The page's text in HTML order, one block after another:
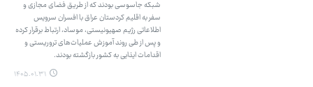
شبکه جاسوسی بودند که از طریق فضای مجازی و
سفر به اقلیم کردستان عراق با افسران سرویس
اطلاعاتی رژیم صهیونیستی، موساد، ارتباط برقرار کرده
و پس از طی روند آموزش عملیات‌های تروریستی و
اقدامات ایذایی به کشور بازگشته بودند.
۱۴۰۵.۰۱.۳۱